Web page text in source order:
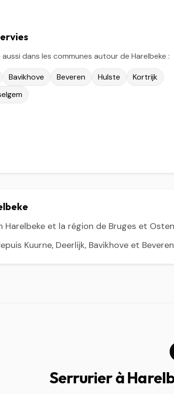
dans les communes autour de Harelbeke :
Bavikhove Beveren Hulste
Kortrijk
Harelbeke et la région de Bruges et
Kuurne, Deerlijk, Bavikhove et Beveren
Serrurier à